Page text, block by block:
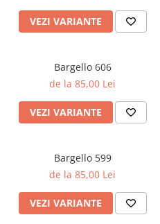
VEZI VARIANTE
Bargello 606
de la 85,00 Lei
VEZI VARIANTE
Bargello 599
de la 85,00 Lei
VEZI VARIANTE